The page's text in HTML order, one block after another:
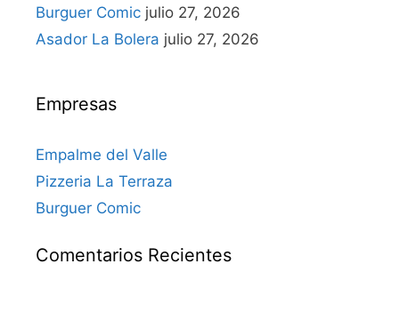
Burguer Comic julio 27, 2026
Asador La Bolera julio 27, 2026
Empresas
Empalme del Valle
Pizzeria La Terraza
Burguer Comic
Comentarios Recientes